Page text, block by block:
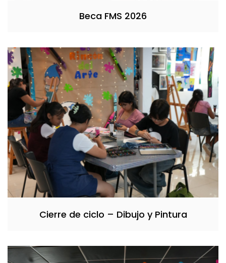
Beca FMS 2026
Cierre de ciclo – Dibujo y Pintura